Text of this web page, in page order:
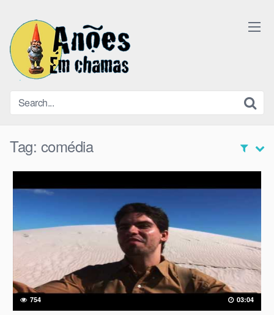
content
Tag: comédia
754 03:04